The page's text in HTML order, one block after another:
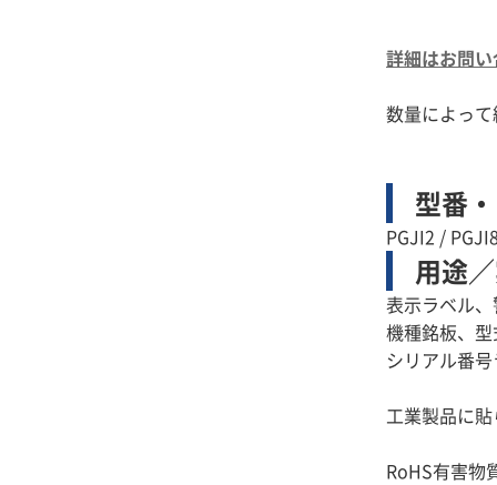
詳細はお問
数量によっ
型番
PGJI2 /
用途
表示ラベル
機種銘板、
シリアル番
工業製品に
RoHS有害物